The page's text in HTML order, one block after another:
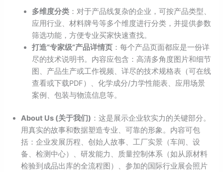
多维度分类 ：对于产品线复杂的企业，可按产品类型、
应用行业、材料牌号等多个维度进行分类，并提供参数
筛选功能，方便专业买家快速查找。
打造“专家级”产品详情页 ：每个产品页面都应是一份详
尽的技术说明书。内容应包含：高清多角度图片和细节
图、产品生产或工作视频、详尽的技术规格表（可在线
查看或下载PDF）、化学成分/力学性能表、应用场景
案例、包装与物流信息等。
About Us (关于我们) ：这是展示企业软实力的关键部分。
用真实的故事和数据塑造专业、可靠的形象。内容可包
括：企业发展历程、创始人故事、工厂实景（车间、设
备、检测中心）、研发能力、质量控制体系（如从原材料
检验到成品出库的全流程图）、参加的国际行业展会照片